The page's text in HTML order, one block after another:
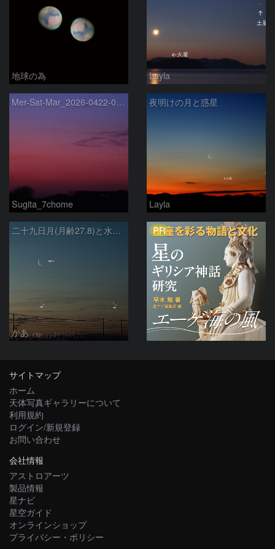
地球の為 Layla
Mer-Sat-Mar_2026-0422-0430
Sugita_7chome
夜明けの月と惑星
Layla
二十九日月(月齢27.8)と水星、火星との接近(2026.04.16)
かあ
PR
サイトマップ
ホーム
天体写真ギャラリーについて
利用規約
ログイン/新規登録
お問い合わせ
会社情報
アストロアーツ
製品情報
星ナビ
星空ガイド
オンラインショップ
プライバシー・ポリシー